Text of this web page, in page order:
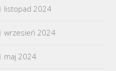
listopad 2024
wrzesień 2024
maj 2024